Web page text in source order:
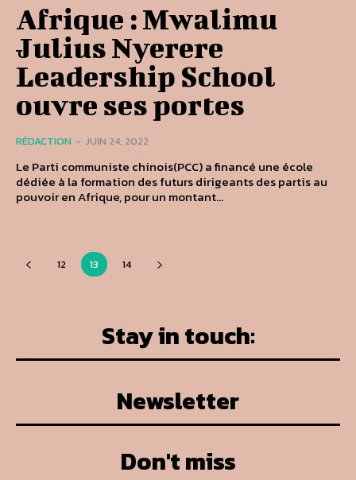
Afrique : Mwalimu
Julius Nyerere
Leadership School
ouvre ses portes
RÉDACTION - JUIN 24, 2022
Le Parti communiste chinois(PCC) a financé une école
dédiée à la formation des futurs dirigeants des partis au
pouvoir en Afrique, pour un montant...
12 13 14
Stay in touch:
Newsletter
Don't miss